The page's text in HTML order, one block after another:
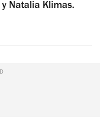
Natalia Klimas.